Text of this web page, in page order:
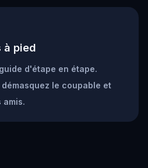
à pied
d'étape en étape.
le coupable et
amis.